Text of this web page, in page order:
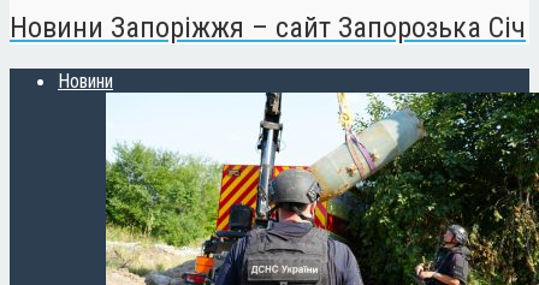
Новини Запоріжжя – сайт Запорозька Січ
Новини